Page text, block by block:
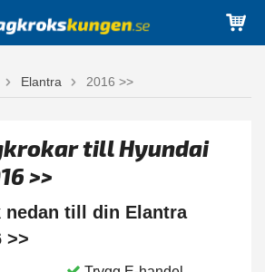
Elantra 2016 >>
till Hyundai
>>
nedan till din Elantra
>>